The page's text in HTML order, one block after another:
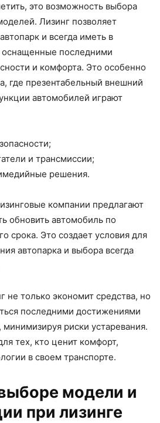
это возможность выбора
Лизинг позволяет
и всегда иметь в
оснащенные последними
и комфорта. Это особенно
где презентабельный внешний
автомобилей играют
и трансмиссии;
решения.
компании предлагают
обновить автомобиль по
срока. Это создает условия для
автопарка и выбора всегда
не только экономит средства, но
последними достижениями
риски устаревания.
тех, кто ценит комфорт,
в своем транспорте.
модели и
при лизинге